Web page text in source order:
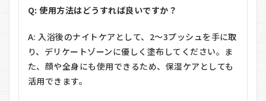
Q: 使用方法はどうすれば良いですか？
A: 入浴後のナイトケアとして、2～3プッシュを手に取
り、デリケートゾーンに優しく塗布してください。ま
た、顔や全身にも使用できるため、保湿ケアとしても
活用できます。